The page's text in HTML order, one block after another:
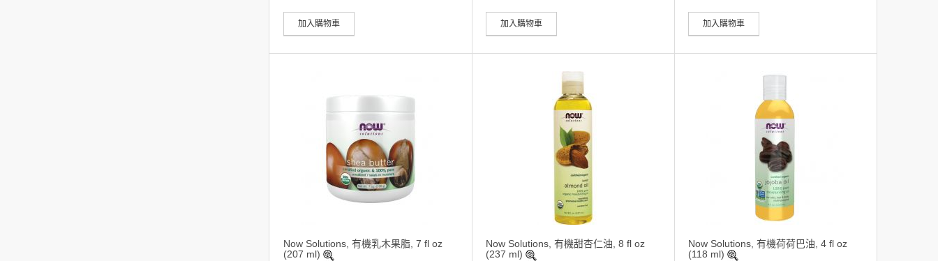
加入購物車 加入購物車 加入購物車
Now Solutions, 有機乳木果脂, 7 fl oz
(207 ml)
Now Solutions, 有機甜杏仁油, 8 fl oz
(237 ml)
Now Solutions, 有機荷荷巴油, 4 fl oz
(118 ml)